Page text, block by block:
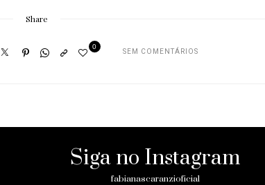
Share
0
SEM COMENTÁRIOS
Siga no Instagram
fabianascaranzioficial